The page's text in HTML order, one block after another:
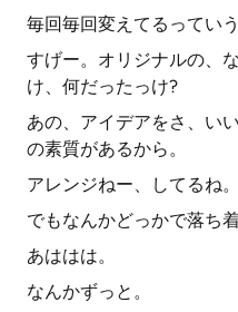
毎回毎回変えてるっていう
すげー。オリジナルの、
け、何だったっけ?
あの、アイデアをさ、い
の素質があるから。
アレンジねー、してるね。
でもなんかどっかで落ち
あははは。
なんかずっと。